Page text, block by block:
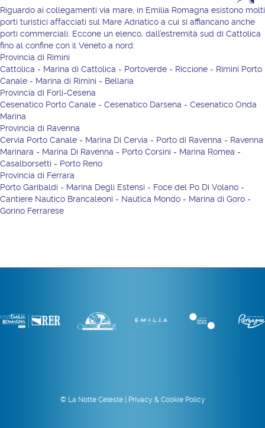
Riguardo ai collegamenti via mare, in Emilia Romagna esistono molti
porti turistici affacciati sul Mare Adriatico a cui si affiancano anche
porti commerciali. Eccone un elenco, dall’estremità sud di Cattolica
fino al confine con il Veneto a nord:
Provincia di Rimini
Cattolica - Marina di Cattolica - Portoverde - Riccione - Rimini Porto
Canale - Marina di Rimini - Bellaria
Provincia di Forlì-Cesena
Cesenatico Porto Canale - Cesenatico Darsena - Cesenatico Onda
Marina
Provincia di Ravenna
Cervia Porto Canale - Marina Di Cervia - Porto di Ravenna - Ravenna
Marinara - Marina Di Ravenna - Porto Corsini - Marina Romea -
Casalborsetti - Porto Reno
Provincia di Ferrara
Porto Garibaldi - Marina Degli Estensi - Foce del Po Di Volano -
Cantiere Nautico Brancaleoni - Nautica Mondo - Marina di Goro -
Gorino Ferrarese
© La Notte Celeste | Privacy & Cookie Policy